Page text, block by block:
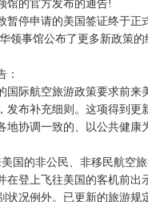
馆的官方发布的通告!
暂停申请的美国签证终于正
领事馆公布了更多新政策的
：
国际航空旅游政策要求前来
发布补充细则。这项得到更
地协调一致的、以公共健康
美国的非公民、非移民航空
在登上飞往美国的客机前出
状况例外。已更新的旅游规